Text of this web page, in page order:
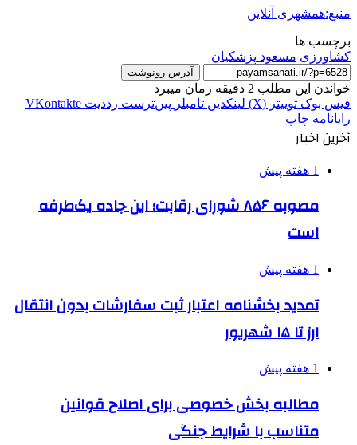
منبع:همشهری آنلاین
برچسب ها
کشاورزی مسعود پزشکیان
آدرس رونوشت
خواندن این مطلب 2 دقیقه زمان میبرد
فیس بوک توییتر (X) لینکدین ‫تامبلر ‫پین‌ترست ‫رددیت ‫VKontakte
رایانامه چاپ
آخرین اخبار
1 هفته پیش
مصوبه ۸۵۶ شورای رقابت؛ این جاده یک‌طرفه
است
1 هفته پیش
تمدید بخشنامه اعتبار ثبت سفارشات بدون انتقال
ارز تا ۱۵ شهریور
1 هفته پیش
مطالبه بخش خصوصی برای اصلاح قوانین
متناسب با شرایط جنگی